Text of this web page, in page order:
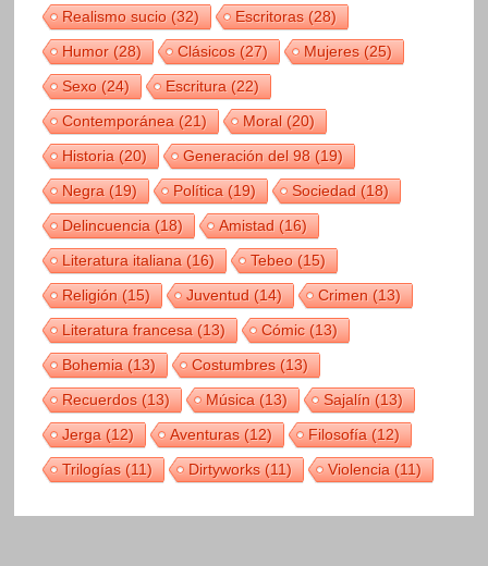
Realismo sucio(32) Escritoras(28)
Humor(28) Clásicos(27) Mujeres(25)
Sexo(24) Escritura(22)
Contemporánea(21) Moral(20)
Historia(20) Generación del 98(19)
Negra(19) Política(19) Sociedad(18)
Delincuencia(18) Amistad(16)
Literatura italiana(16) Tebeo(15)
Religión(15) Juventud(14) Crimen(13)
Literatura francesa(13) Cómic(13)
Bohemia(13) Costumbres(13)
Recuerdos(13) Música(13) Sajalín(13)
Jerga(12) Aventuras(12) Filosofía(12)
Trilogías(11) Dirtyworks(11) Violencia(11)